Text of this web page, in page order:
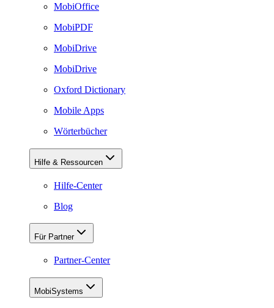
MobiOffice
MobiPDF
MobiDrive
MobiDrive
Oxford Dictionary
Mobile Apps
Wörterbücher
Hilfe & Ressourcen
Hilfe-Center
Blog
Für Partner
Partner-Center
MobiSystems